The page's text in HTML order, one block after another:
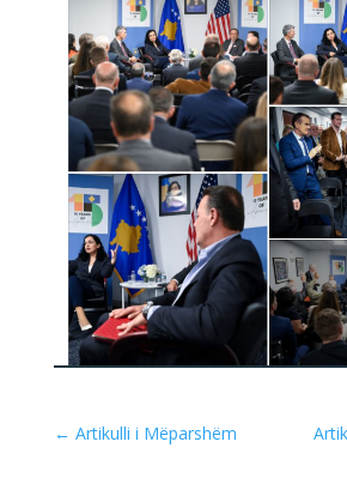
← Artikulli i Mëparshëm